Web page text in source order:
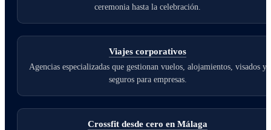
ceremonia hasta la celebración.
Viajes corporativos
Agencias especializadas que gestionan vuelos, alojamientos, visados y
seguros para empresas.
Crossfit desde cero en Málaga